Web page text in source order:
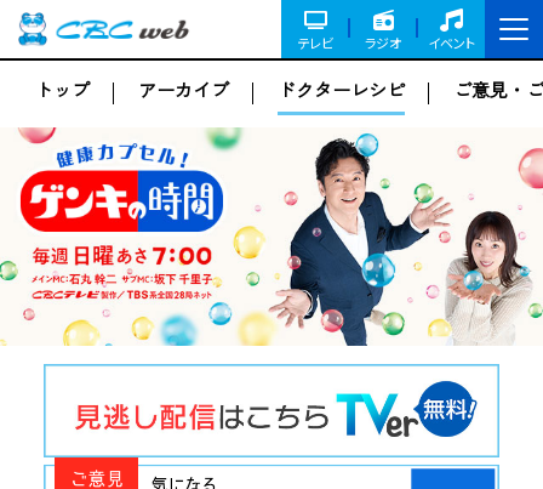
テレビ ラジオ イベント
トップ アーカイブ ドクターレシピ ご意見・